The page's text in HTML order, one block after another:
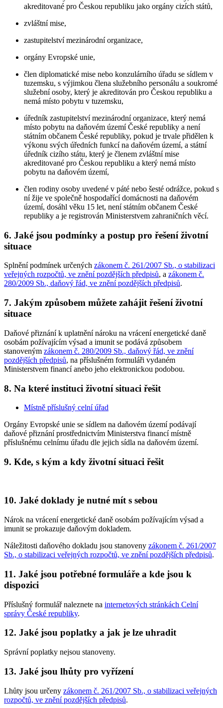
akreditované pro Českou republiku jako orgány cizích států,
zvláštní mise,
zastupitelství mezinárodní organizace,
orgány Evropské unie,
člen diplomatické mise nebo konzulárního úřadu se sídlem v
tuzemsku, s výjimkou člena služebního personálu a soukromé
služební osoby, který je akreditován pro Českou republiku a
nemá místo pobytu v tuzemsku,
úředník zastupitelství mezinárodní organizace, který nemá
místo pobytu na daňovém území České republiky a není
státním občanem České republiky, pokud je trvale přidělen k
výkonu svých úředních funkcí na daňovém území, a státní
úředník cizího státu, který je členem zvláštní mise
akreditované pro Českou republiku a který nemá místo
pobytu na daňovém území,
člen rodiny osoby uvedené v páté nebo šesté odrážce, pokud s
ní žije ve společně hospodařící domácnosti na daňovém
území, dosáhl věku 15 let, není státním občanem České
republiky a je registrován Ministerstvem zahraničních věcí.
6. Jaké jsou podmínky a postup pro řešení životní
situace
Splnění podmínek určených zákonem č. 261/2007 Sb., o stabilizaci
veřejných rozpočtů, ve znění pozdějších předpisů, a zákonem č.
280/2009 Sb., daňový řád, ve znění pozdějších předpisů.
7. Jakým způsobem můžete zahájit řešení životní
situace
Daňové přiznání k uplatnění nároku na vrácení energetické daně
osobám požívajícím výsad a imunit se podává způsobem
stanoveným zákonem č. 280/2009 Sb., daňový řád, ve znění
pozdějších předpisů, na příslušném formuláři vydaném
Ministerstvem financí anebo jeho elektronickou podobou.
8. Na které instituci životní situaci řešit
Místně příslušný celní úřad
Orgány Evropské unie se sídlem na daňovém území podávají
daňové přiznání prostřednictvím Ministerstva financí místně
příslušnému celnímu úřadu dle jejich sídla na daňovém území.
9. Kde, s kým a kdy životní situaci řešit
10. Jaké doklady je nutné mít s sebou
Nárok na vrácení energetické daně osobám požívajícím výsad a
imunit se prokazuje daňovým dokladem.
Náležitosti daňového dokladu jsou stanoveny zákonem č. 261/2007
Sb., o stabilizaci veřejných rozpočtů, ve znění pozdějších předpisů.
11. Jaké jsou potřebné formuláře a kde jsou k
dispozici
Příslušný formulář naleznete na internetových stránkách Celní
správy České republiky.
12. Jaké jsou poplatky a jak je lze uhradit
Správní poplatky nejsou stanoveny.
13. Jaké jsou lhůty pro vyřízení
Lhůty jsou určeny zákonem č. 261/2007 Sb., o stabilizaci veřejných
rozpočtů, ve znění pozdějších předpisů.